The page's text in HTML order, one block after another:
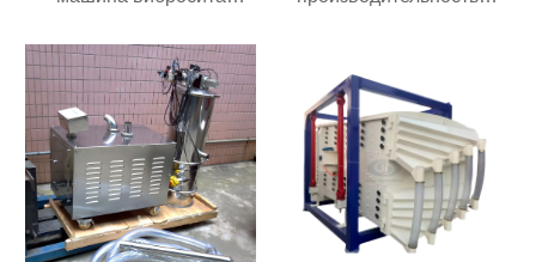
использована для
зернистого удобрения